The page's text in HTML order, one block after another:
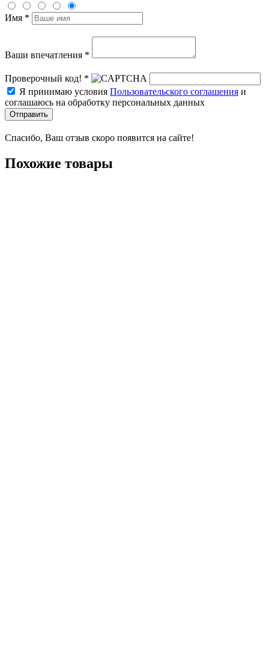
Имя *
Ваши впечатления *
Проверочный код! *
Я принимаю условия Пользовательского соглашения и
соглашаюсь на обработку персональных данных
Отправить
Спасибо, Ваш отзыв скоро появится на сайте!
Похожие товары